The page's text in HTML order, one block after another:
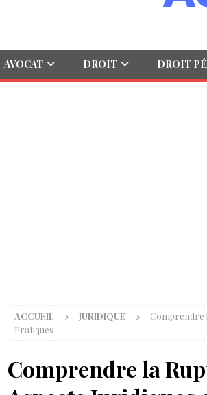
AVOCAT DROIT DROIT
ACCUEIL JURIDIQUE
Comprendre
Pratiques
Comprendre la